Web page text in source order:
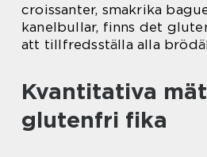
croissanter, smakrika
kanelbullar, finns det
att tillfredsställa alla
Kvantitativa
glutenfri fika